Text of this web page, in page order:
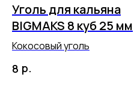
Уголь для кальяна
BIGMAKS 8 куб 25 мм
Кокосовый уголь
8 р.